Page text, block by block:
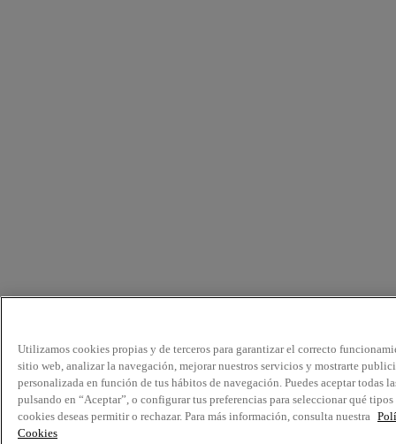
Utilizamos cookies propias y de terceros para garantizar el correcto
sitio web, analizar la navegación, mejorar nuestros servicios y mostrarte
personalizada en función de tus hábitos de navegación. Puedes aceptar todas
pulsando en “Aceptar”, o configurar tus preferencias para seleccionar qué tipos
cookies deseas permitir o rechazar. Para más información, consulta nuestra
Cookies